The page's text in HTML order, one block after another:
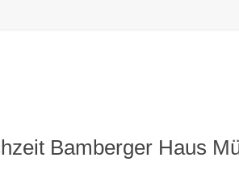
Bamberger Haus